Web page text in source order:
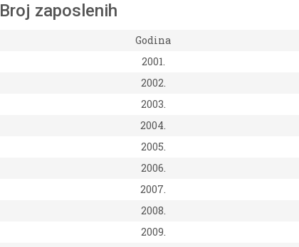
Broj zaposlenih
Godina
2001.
2002.
2003.
2004.
2005.
2006.
2007.
2008.
2009.